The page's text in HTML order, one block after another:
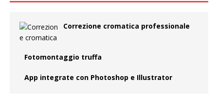
Correzione cromatica professionale
Fotomontaggio truffa
App integrate con Photoshop e Illustrator